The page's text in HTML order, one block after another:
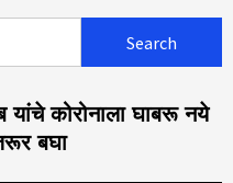
यांचे कोरोनाला घाबरू नये
बघा